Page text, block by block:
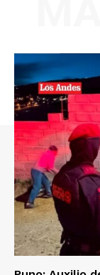
Diario
Nosotros
Contacto
Prensa